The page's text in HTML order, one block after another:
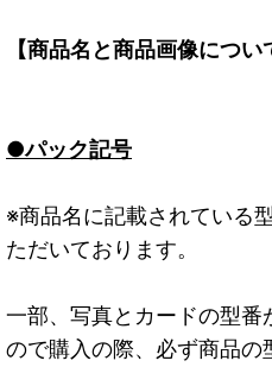
【商品名と商品画像につい
●パック記号
※商品名に記載されている
ただいております。
一部、写真とカードの型
ので購入の際、必ず商品の